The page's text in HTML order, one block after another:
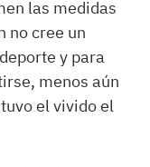
las medidas
no cree un
y para
menos aún
el vivido el